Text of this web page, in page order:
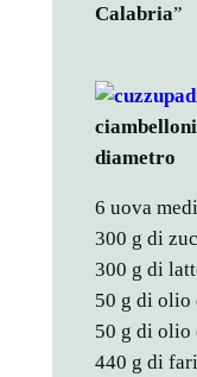
Calabria”
diametro
6 uova
300 g di
300 g di
50 g di olio
50 g di olio
440 g di